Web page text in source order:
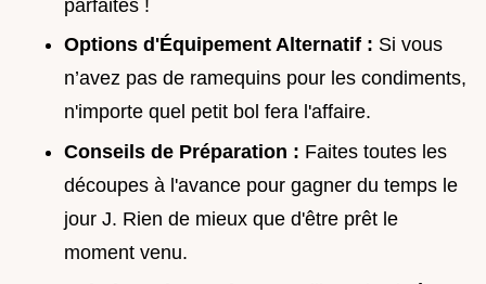
parfaites !
Options d'Équipement Alternatif : Si vous
n’avez pas de ramequins pour les condiments,
n'importe quel petit bol fera l'affaire.
Conseils de Préparation : Faites toutes les
découpes à l'avance pour gagner du temps le
jour J. Rien de mieux que d'être prêt le
moment venu.